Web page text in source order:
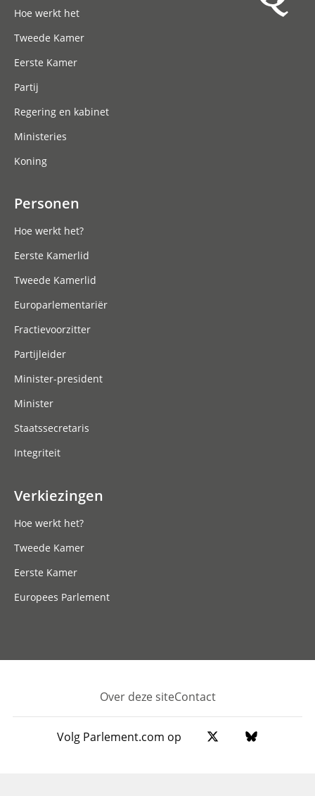
Hoe werkt het
Tweede Kamer
Eerste Kamer
Partij
Regering en kabinet
Ministeries
Koning
Personen
Hoe werkt het?
Eerste Kamerlid
Tweede Kamerlid
Europarlementariër
Fractievoorzitter
Partijleider
Minister-president
Minister
Staatssecretaris
Integriteit
Verkiezingen
Hoe werkt het?
Tweede Kamer
Eerste Kamer
Europees Parlement
Footer
Over deze siteContact
Volg Parlement.com op